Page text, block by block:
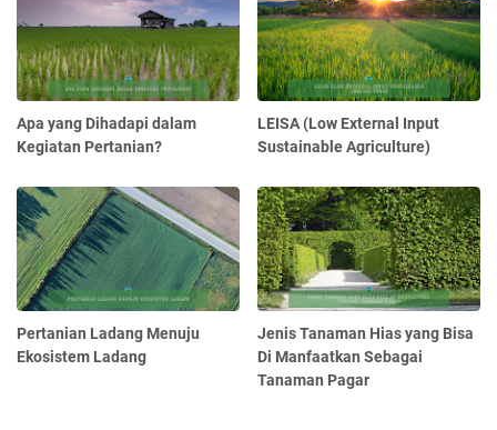
Apa yang Dihadapi dalam
Kegiatan Pertanian?
LEISA (Low External Input
Sustainable Agriculture)
Pertanian Ladang Menuju
Ekosistem Ladang
Jenis Tanaman Hias yang Bisa
Di Manfaatkan Sebagai
Tanaman Pagar